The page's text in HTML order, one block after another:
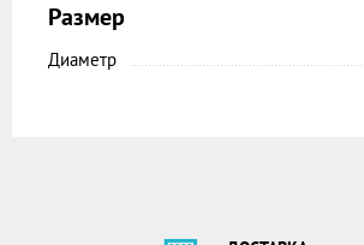
Размер
Диаметр